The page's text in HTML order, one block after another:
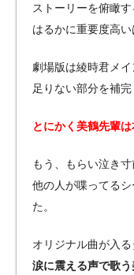
ストーリーを俯瞰
はるかに重要度高い
劇場版は綾時君メイ
足りない部分を補完
とにかく美鶴先輩
もう、もらい泣き
他の人が喋ってる
た。
オリジナル曲が入る
涙に震える声で歌